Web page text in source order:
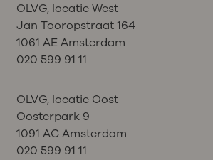
OLVG, locatie West
Jan Tooropstraat 164
1061 AE Amsterdam
020 599 91 11
OLVG, locatie Oost
Oosterpark 9
1091 AC Amsterdam
020 599 91 11